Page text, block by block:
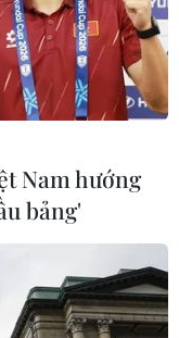
bế tắc,
Nam hướng
bảng'